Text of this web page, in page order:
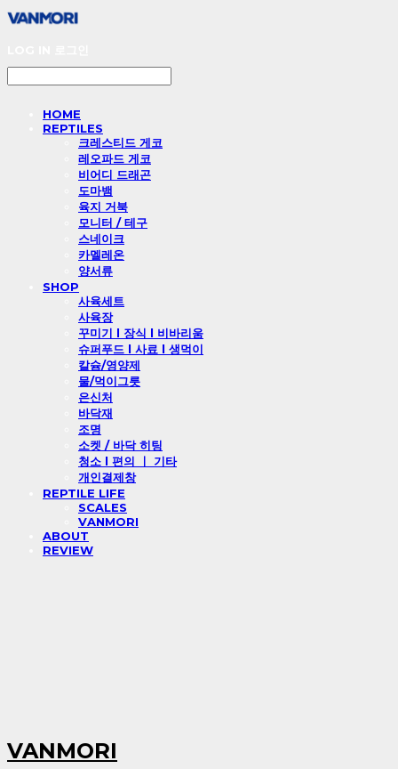
HOME
REPTILES
크레스티드 게코
레오파드 게코
비어디 드래곤
도마뱀
육지 거북
모니터 / 테구
스네이크
카멜레온
양서류
SHOP
사육세트
사육장
꾸미기 l 장식 l 비바리움
슈퍼푸드 l 사료 l 생먹이
칼슘/영양제
물/먹이그릇
은신처
바닥재
조명
소켓 / 바닥 히팅
청소 l 편의 ㅣ 기타
개인결제창
REPTILE LIFE
SCALES
VANMORI
ABOUT
REVIEW
VANMORI